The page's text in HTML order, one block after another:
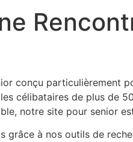
conçu
célibataires de plus de
notre site pour senior
grâce à nos outils de